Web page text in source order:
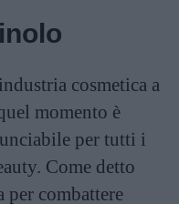
cosmetica a
momento è
per tutti i
Come detto
per combattere